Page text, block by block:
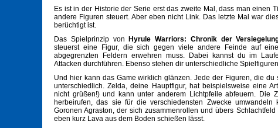
Es ist in der Historie der Serie erst das zweite Mal, dass man einen
andere Figuren steuert. Aber eben nicht Link. Das letzte Mal war
berüchtigt ist.
Das Spielprinzip von
Hyrule Warriors: Chronik der
steuerst eine Figur, die sich gegen viele andere Feinde auf
abgegrenzten Feldern erwehren muss. Dabei kannst du im
Attacken durchführen. Ebenso stehen dir unterschiedliche
Und hier kann das Game wirklich glänzen. Jede der Figuren, die du
unterschiedlich. Zelda, deine Hauptfigur, hat beispielsweise eine
nicht grüßen!) und kann unter anderem Lichtpfeile abfeuern. Die
herbeirufen, das sie für die verschiedensten Zwecke
Goronen Agraston, der sich zusammenrollen und übers
eben kurz Lava aus dem Boden schießen lässt.